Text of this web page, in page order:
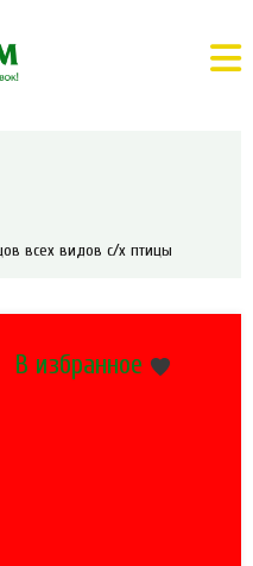
всех видов с/х птицы
В избранное